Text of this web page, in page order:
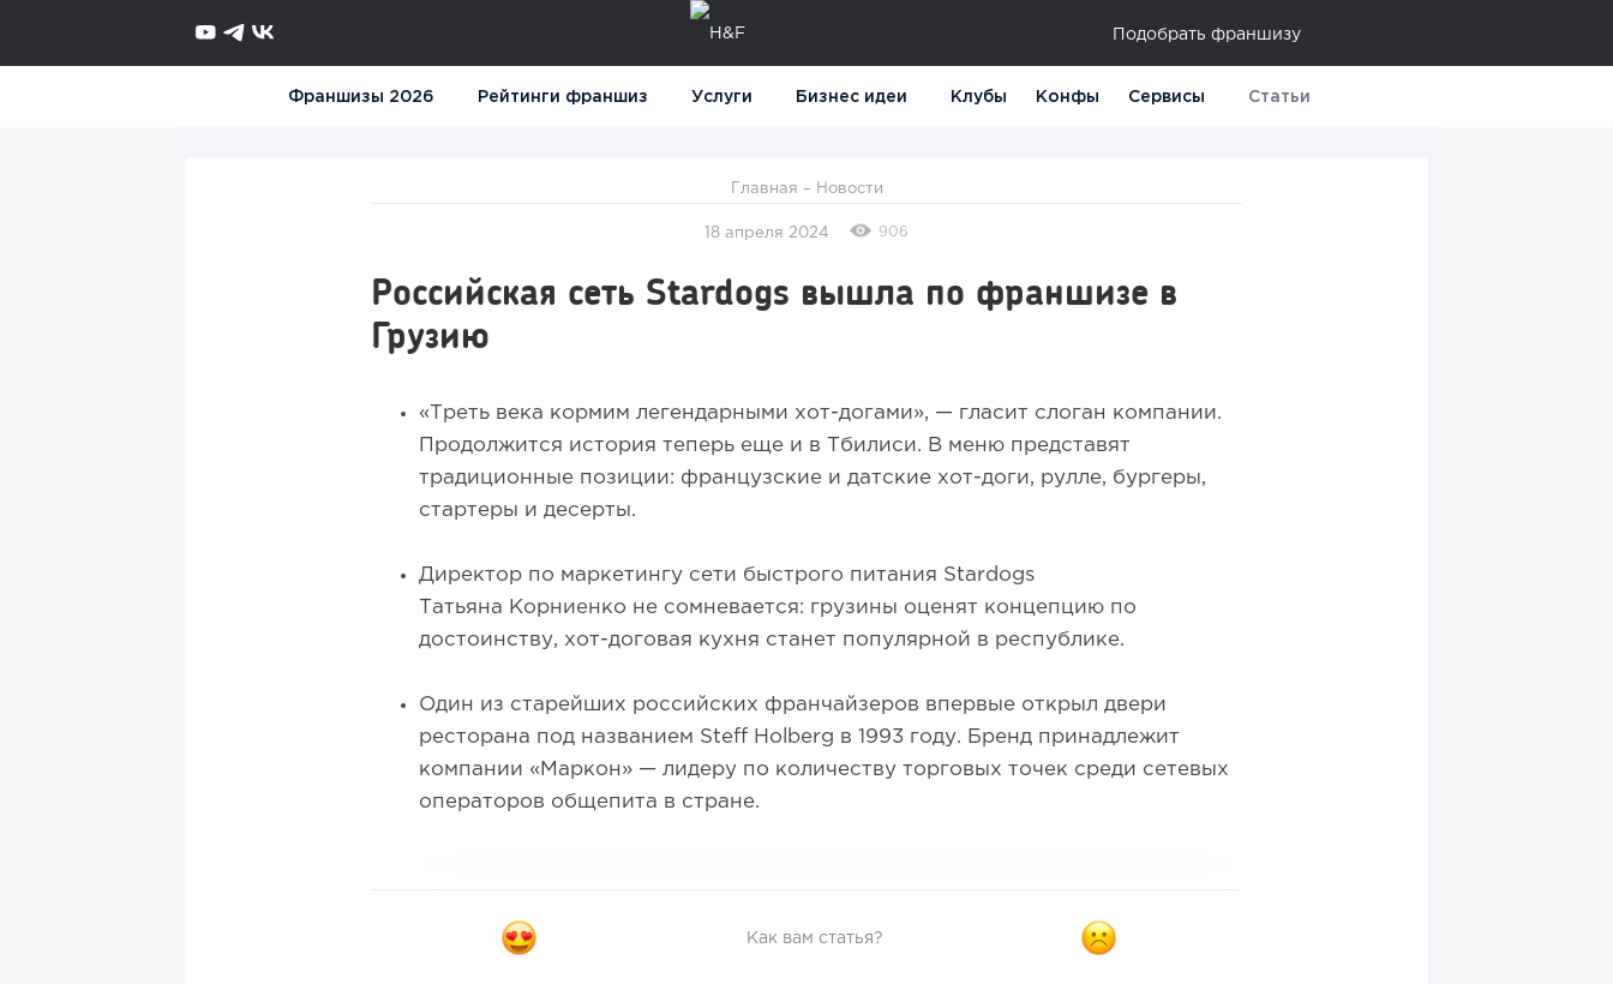
Подобрать франшизу
Франшизы 2026 Рейтинги франшиз Услуги Бизнес идеи Клубы Конфы Сервисы Статьи
Главная – Новости
18 апреля 2024 906
Российская сеть Stardogs вышла по франшизе в
Грузию
«Треть века кормим легендарными хот-догами», — гласит слоган компании.
Продолжится история теперь еще и в Тбилиси. В меню представят
традиционные позиции: французские и датские хот-доги, рулле, бургеры,
стартеры и десерты.
Директор по маркетингу сети быстрого питания Stardogs
Татьяна Корниенко не сомневается: грузины оценят концепцию по
достоинству, хот-договая кухня станет популярной в республике.
Один из старейших российских франчайзеров впервые открыл двери
ресторана под названием Steff Holberg в 1993 году. Бренд принадлежит
компании «Маркон» — лидеру по количеству торговых точек среди сетевых
операторов общепита в стране.
Как вам статья?